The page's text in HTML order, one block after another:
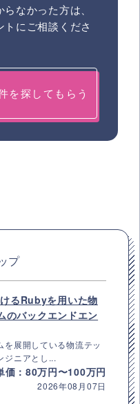
なかった方は、
にご相談くださ
を探してもらう
プ
るRubyを用いた物
のバックエンドエン
を展開している物流テッ
ジニアとし...
価：80万円〜100万円
2026年08月07日